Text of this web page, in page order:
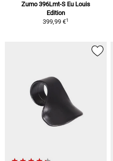
Zumo 396Lmt-S Eu Louis
Edition
399,99 €1